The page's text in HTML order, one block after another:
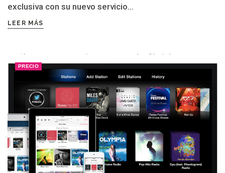
exclusiva con su nuevo servicio...
LEER MÁS
PRECIO